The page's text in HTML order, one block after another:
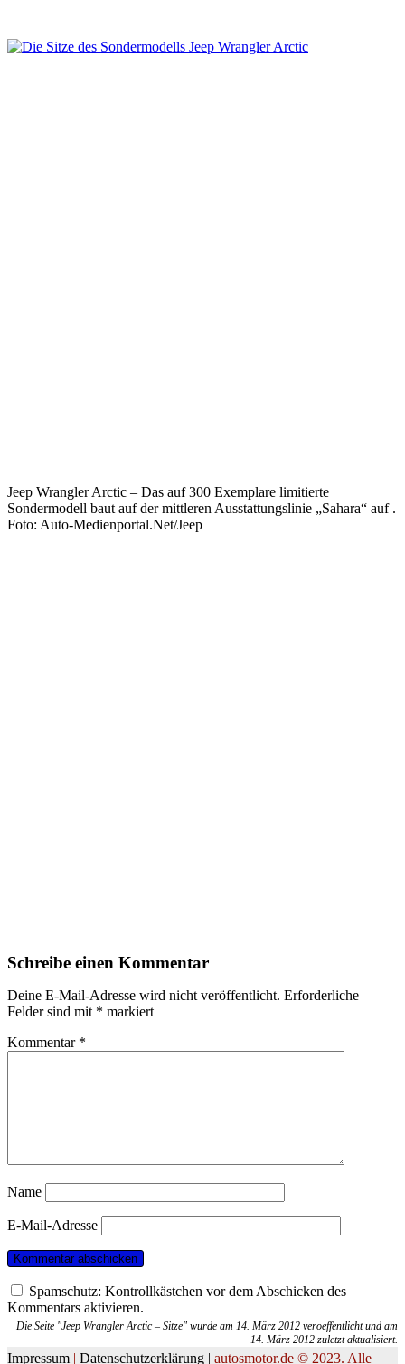
Jeep Wrangler Arctic – Das auf 300 Exemplare limitierte
Sondermodell baut auf der mittleren Ausstattungslinie „Sahara“ auf .
Foto: Auto-Medienportal.Net/Jeep
Schreibe einen Kommentar
Deine E-Mail-Adresse wird nicht veröffentlicht. Erforderliche
Felder sind mit * markiert
Kommentar *
Name
E-Mail-Adresse
Spamschutz: Kontrollkästchen vor dem Abschicken des
Kommentars aktivieren.
Die Seite "Jeep Wrangler Arctic – Sitze" wurde am 14. März 2012 veroeffentlicht und am
14. März 2012 zuletzt aktualisiert.
Impressum | Datenschutzerklärung | autosmotor.de © 2023. Alle